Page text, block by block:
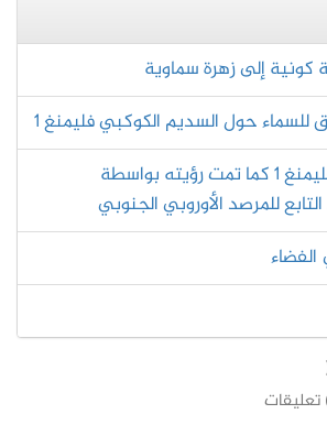
إلى زهرة سماوية
حول السديم الكوكبي فليمنغ 1
السديم الكوكبي فليمنغ 1 كما تمت رؤيته بواسطة
للمرصد الأوروبي الجنوبي
تعليقات